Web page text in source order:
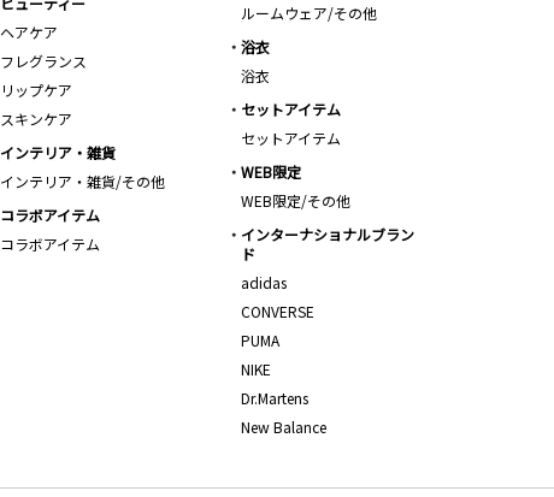
ルームウェア/その他
ヘアケア
フレグランス
リップケア
スキンケア
浴衣
浴衣
セットアイテム
セットアイテム
インテリア・雑貨
インテリア・雑貨/その他
WEB限定
WEB限定/その他
コラボアイテム
コラボアイテム
インターナショナルブラン
ド
adidas
CONVERSE
PUMA
NIKE
Dr.Martens
New Balance